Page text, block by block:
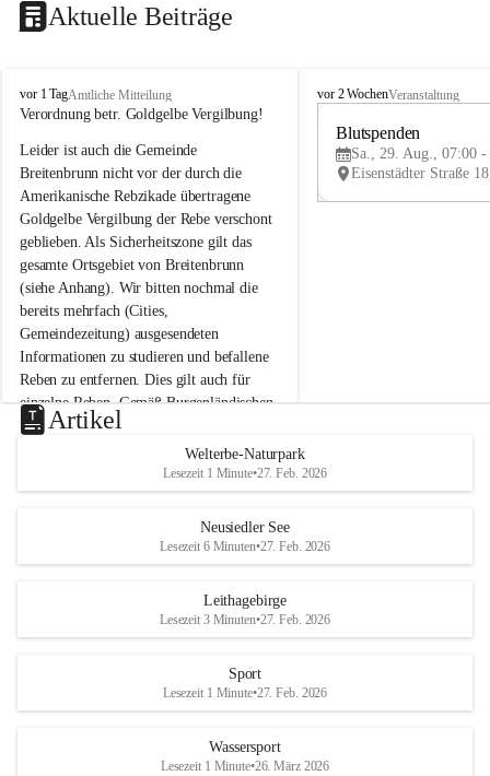
Aktuelle Beiträge
B
r
i
t
e
n
b
r
u
n
n
a
m
N
e
u
s
d
S
vor 1 TagAmtliche Mitteilung
Verordnung betr. Goldgelbe Vergilbung!
Leider ist auch die Gemeinde
Breitenbrunn nicht vor der durch die
Amerikanische Rebzikade übertragene
Goldgelbe Vergilbung der Rebe verschont
geblieben. Als Sicherheitszone gilt das
gesamte Ortsgebiet von Breitenbrunn
(siehe Anhang). Wir bitten nochmal die
bereits mehrfach (Cities,
Gemeindezeitung) ausgesendeten
Informationen zu studieren und befallene
Reben zu entfernen. Dies gilt auch für
einzelne Reben. Gemäß Burgenländischen
Weinbaugesetz sind nicht gepflegte oder
unzulässige Weingärten zu roden! Bitte
helfen wir zusammen um unsere Winzer
vor den prognostizierten Ernteausfällen
und den daraus folgenden wirtschaftlichen
Maßnahmen zur Bekämpfung
Rebe und der Amerikanischen
Anhang VBl. EU Nr. 18
B
e
u
e
d
r
S
vor 2 WochenVeranstaltung
Blutspenden
Sa., 29. Aug., 07:00 -
Artikel
Welterbe-Naturpark
Lesezeit 1 Minute•27. Feb. 2026
Neusiedler See
Lesezeit 6 Minuten•27. Feb. 2026
Leithagebirge
Lesezeit 3 Minuten•27. Feb. 2026
Sport
Lesezeit 1 Minute•27. Feb. 2026
Wassersport
Lesezeit 1 Minute•26. März 2026